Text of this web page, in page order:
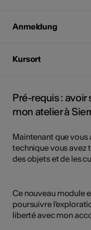
Anmeldung
Kursort
Pré-requis : avoir
mon atelier à
Maintenant que
technique vous avez
des objets et de les
Ce nouveau module
poursuivre
liberté avec mon